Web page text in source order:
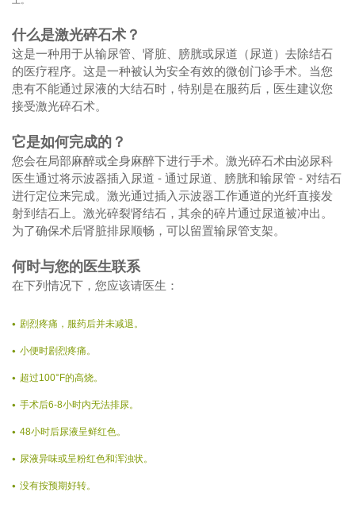
什么是激光碎石术？
这是一种用于从输尿管、肾脏、膀胱或尿道（尿道）去除结石
的医疗程序。这是一种被认为安全有效的微创门诊手术。当您
患有不能通过尿液的大结石时，特别是在服药后，医生建议您
接受激光碎石术。
它是如何完成的？
您会在局部麻醉或全身麻醉下进行手术。激光碎石术由泌尿科
医生通过将示波器插入尿道 - 通过尿道、膀胱和输尿管 - 对结石
进行定位来完成。激光通过插入示波器工作通道的光纤直接发
射到结石上。激光碎裂肾结石，其余的碎片通过尿道被冲出。
为了确保术后肾脏排尿顺畅，可以留置输尿管支架。
何时与您的医生联系
在下列情况下，您应该请医生：
剧烈疼痛，服药后并未减退。
小便时剧烈疼痛。
超过100°F的高烧。
手术后6-8小时内无法排尿。
48小时后尿液呈鲜红色。
尿液异味或呈粉红色和浑浊状。
没有按预期好转。